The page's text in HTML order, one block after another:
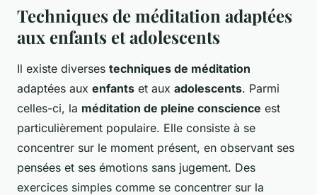
Techniques de méditation adaptées
aux enfants et adolescents
Il existe diverses techniques de méditation
adaptées aux enfants et aux adolescents. Parmi
celles-ci, la méditation de pleine conscience est
particulièrement populaire. Elle consiste à se
concentrer sur le moment présent, en observant ses
pensées et ses émotions sans jugement. Des
exercices simples comme se concentrer sur la